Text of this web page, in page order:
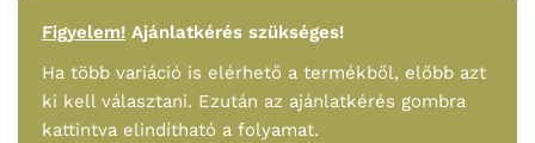
Figyelem! Ajánlatkérés szükséges!
Ha több variáció is elérhető a termékből, előbb azt
ki kell választani. Ezután az ajánlatkérés gombra
kattintva elindítható a folyamat.